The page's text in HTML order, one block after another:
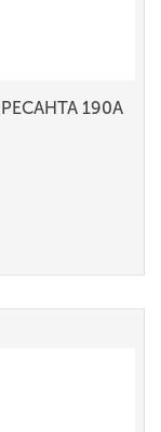
РЕСАНТА 190А